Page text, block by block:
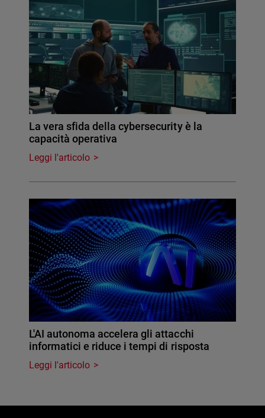
La vera sfida della cybersecurity è la
capacità operativa
Leggi l'articolo
L'AI autonoma accelera gli attacchi
informatici e riduce i tempi di risposta
Leggi l'articolo